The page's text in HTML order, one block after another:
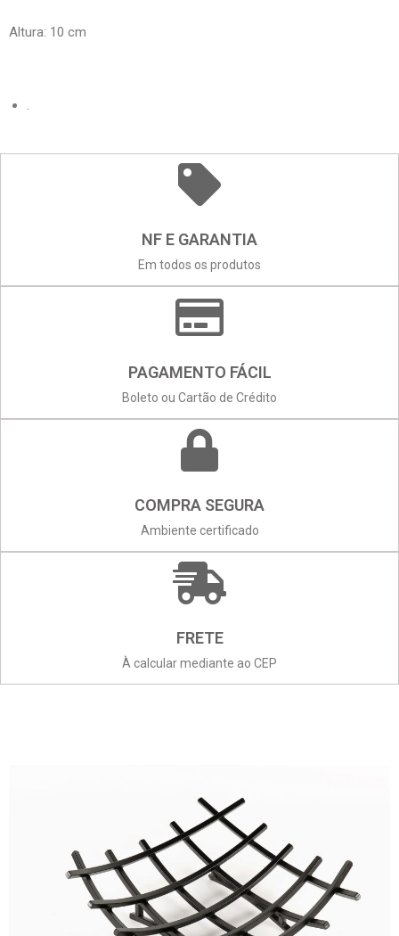
Altura: 10 cm
.
NF E GARANTIA
Em todos os produtos
PAGAMENTO FÁCIL
Boleto ou Cartão de Crédito
COMPRA SEGURA
Ambiente certificado
FRETE
À calcular mediante ao CEP